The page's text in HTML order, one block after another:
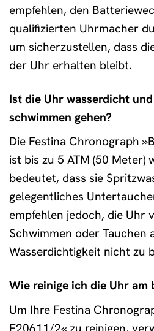
empfehlen, den
qualifizierten Uhrmacher
um sicherzustellen, dass
der Uhr erhalten bleibt.
Ist die Uhr wasserdicht
schwimmen gehen?
Die Festina Chronograph
ist bis zu 5 ATM (50 Meter)
bedeutet, dass sie
gelegentliches
empfehlen jedoch, die Uhr
Schwimmen oder Tauchen
Wasserdichtigkeit nicht zu
Wie reinige ich die Uhr am
Um Ihre Festina